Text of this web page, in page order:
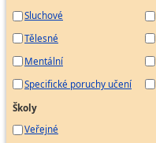
Sluchové
Tělesné
Mentální
Specifické poruchy učení
Školy
Veřejné